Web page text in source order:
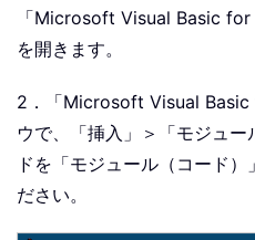
「Microsoft Visual Basic
を開きます。
2．「Microsoft Visual
ウで、「挿入」＞「モジュ
ドを「モジュール（コード
ださい。